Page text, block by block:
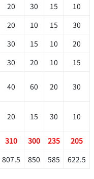
20 30 15
10
20 10 15 30
30 15 10
20
30 20 10
15
40 60 20 30
20 15 30 10
310 300 235
205
807.5 850 585 622.5